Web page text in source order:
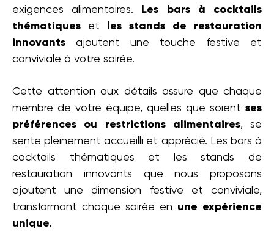
exigences alimentaires.
Les bars à cocktails
thématiques et
les stands de restauration
innovants ajoutent une touche festive et
conviviale à votre soirée.
Cette attention aux détails assure que chaque
membre de votre équipe, quelles que soient ses
préférences ou restrictions alimentaires, se
sente pleinement accueilli et apprécié. Les bars à
cocktails thématiques et les stands de
restauration innovants que nous proposons
ajoutent une dimension festive et conviviale,
transformant chaque soirée en une expérience
unique.